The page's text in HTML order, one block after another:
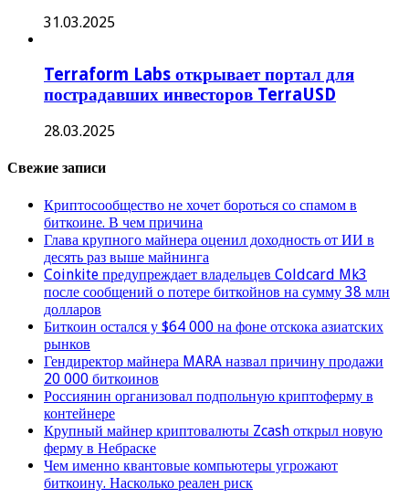
31.03.2025
Terraform Labs открывает портал для
пострадавших инвесторов TerraUSD
28.03.2025
Свежие записи
Криптосообщество не хочет бороться со спамом в
биткоине. В чем причина
Глава крупного майнера оценил доходность от ИИ в
десять раз выше майнинга
Coinkite предупреждает владельцев Coldcard Mk3
после сообщений о потере биткойнов на сумму 38 млн
долларов
Биткоин остался у $64 000 на фоне отскока азиатских
рынков
Гендиректор майнера MARA назвал причину продажи
20 000 биткоинов
Россиянин организовал подпольную криптоферму в
контейнере
Крупный майнер криптовалюты Zcash открыл новую
ферму в Небраске
Чем именно квантовые компьютеры угрожают
биткоину. Насколько реален риск